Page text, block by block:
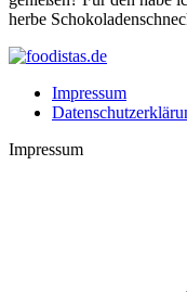
her­be
Impressum
Impressum